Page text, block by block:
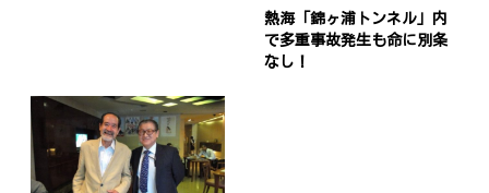
熱海「錦ヶ浦トンネル」内
で多重事故発生も命に別条
なし！